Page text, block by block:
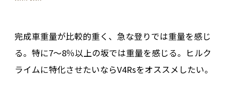
完成車重量が比較的重く、急な登りでは重量を感じ
る。特に7～8％以上の坂では重量を感じる。ヒルク
ライムに特化させたいならV4Rsをオススメしたい。